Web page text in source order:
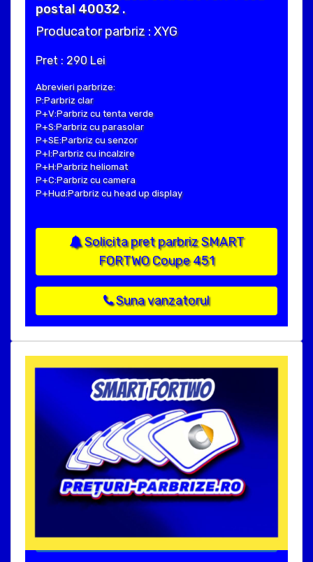
postal 40032 .
Producator parbriz : XYG
Pret : 290 Lei
Abrevieri parbrize:
P:Parbriz clar
P+V:Parbriz cu tenta verde
P+S:Parbriz cu parasolar
P+SE:Parbriz cu senzor
P+I:Parbriz cu incalzire
P+H:Parbriz heliomat
P+C:Parbriz cu camera
P+Hud:Parbriz cu head up display
Solicita pret parbriz SMART
FORTWO Coupe 451
Suna vanzatorul